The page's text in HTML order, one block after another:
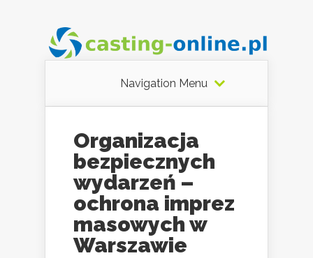
Navigation Menu
Organizacja
bezpiecznych
wydarzeń –
ochrona imprez
masowych w
Warszawie